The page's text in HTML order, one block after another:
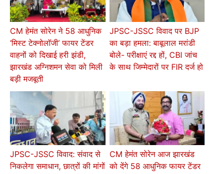
CM हेमंत सोरेन ने 58 आधुनिक
‘मिस्ट टेक्नोलॉजी’ फायर टेंडर
वाहनों को दिखाई हरी झंडी,
झारखंड अग्निशमन सेवा को मिली
बड़ी मजबूती
JPSC-JSSC विवाद पर BJP
का बड़ा हमला: बाबूलाल मरांडी
बोले- परीक्षाएं रद्द हों, CBI जांच
के साथ जिम्मेदारों पर FIR दर्ज हो
JPSC-JSSC विवाद: संवाद से
निकलेगा समाधान, छात्रों की मांगों
CM हेमंत सोरेन आज झारखंड
को देंगे 58 आधुनिक फायर टेंडर